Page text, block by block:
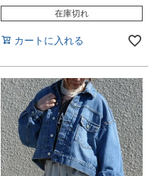
在庫切れ
カートに入れる